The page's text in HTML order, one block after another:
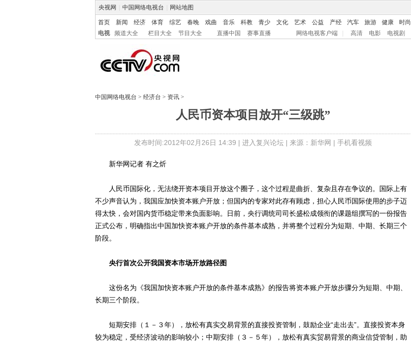
央视网 中国网络电视台 网站地图
首页 新闻 经济 体育 综艺 春晚 戏曲 音乐 科教 青少 文化 艺术 公益 产经 汽车 旅游 健康 时尚
电视
频道大全 栏目大全 节目大全 直播中国 赛事直播 网络电视客户端 高清 电影 电视剧
中国网络电视台 > 经济台 > 资讯 >
人民币资本项目放开“三级跳”
发布时间:2012年02月26日 14:39 | 进入复兴论坛| 来源：新华网 | 手机看视频
新华网记者 有之炘
人民币国际化，无法绕开资本项目开放这个圈子，这个过程是曲折、复杂且存在争议的。国际上有
不少声音认为，我国应加快资本账户开放；但国内的专家对此存有顾虑，担心人民币国际使用的步子迈
得太快，会对国内货币稳定带来负面影响。日前，央行调统司司长盛松成领衔的课题组撰写的一份报告
正式公布，明确指出中国加快资本账户开放的条件基本成熟，并将整个过程分为短期、中期、长期三个
阶段。
央行首次公开我国资本市场开放路径图
这份名为《我国加快资本账户开放的条件基本成熟》的报告将资本账户开放步骤分为短期、中期、
长期三个阶段。
短期安排（１－３年），放松有真实交易背景的直接投资管制，鼓励企业“走出去”。直接投资本身
较为稳定，受经济波动的影响较小；中期安排（３－５年），放松有真实贸易背景的商业信贷管制，助